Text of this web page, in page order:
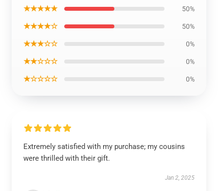
★★★★★ 50%
★★★★☆ 50%
★★★☆☆ 0%
★★☆☆☆ 0%
★☆☆☆☆ 0%
Extremely satisfied with my purchase; my cousins
were thrilled with their gift.
Jan 2, 2025